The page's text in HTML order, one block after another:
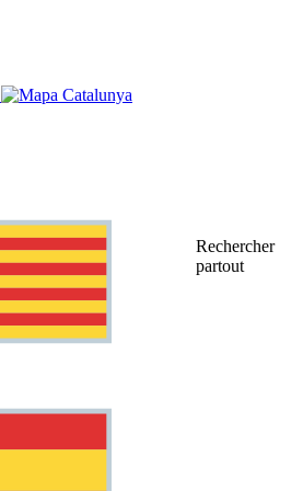
Rechercher
partout